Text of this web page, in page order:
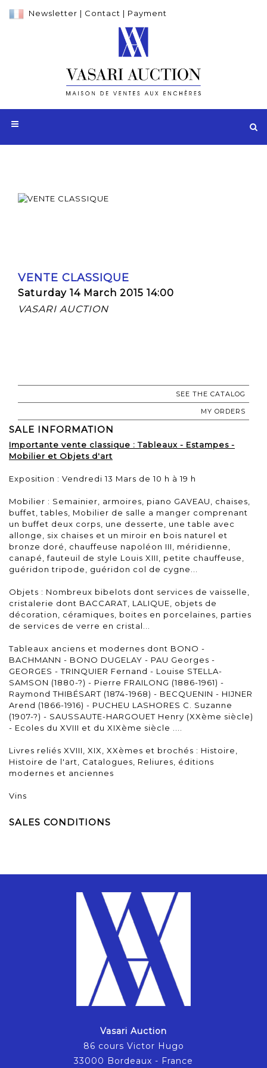
Newsletter | Contact | Payment
VENTE CLASSIQUE
Saturday 14 March 2015 14:00
VASARI AUCTION
SEE THE CATALOG
MY ORDERS
SALE INFORMATION
Importante vente classique : Tableaux - Estampes -
Mobilier et Objets d'art
Exposition : Vendredi 13 Mars de 10 h à 19 h
Mobilier : Semainier, armoires, piano GAVEAU, chaises,
buffet, tables, Mobilier de salle a manger comprenant
un buffet deux corps, une desserte, une table avec
allonge, six chaises et un miroir en bois naturel et
bronze doré, chauffeuse napoléon III, méridienne,
canapé, fauteuil de style Louis XIII, petite chauffeuse,
guéridon tripode, guéridon col de cygne...
Objets : Nombreux bibelots dont services de vaisselle,
cristalerie dont BACCARAT, LALIQUE, objets de
décoration, céramiques, boites en porcelaines, parties
de services de verre en cristal...
Tableaux anciens et modernes dont BONO -
BACHMANN - BONO DUGELAY - PAU Georges -
GEORGES - TRINQUIER Fernand - Louise STELLA-
SAMSON (1880-?) - Pierre FRAILONG (1886-1961) -
Raymond THIBÉSART (1874-1968) - BECQUENIN - HIJNER
Arend (1866-1916) - PUCHEU LASHORES C. Suzanne
(1907-?) - SAUSSAUTE-HARGOUET Henry (XXème siècle)
- Ecoles du XVIII et du XIXème siècle ....
Livres reliés XVIII, XIX, XXèmes et brochés : Histoire,
Histoire de l'art, Catalogues, Reliures, éditions
modernes et anciennes
Vins
SALES CONDITIONS
Vasari Auction
86 cours Victor Hugo
33000 Bordeaux - France